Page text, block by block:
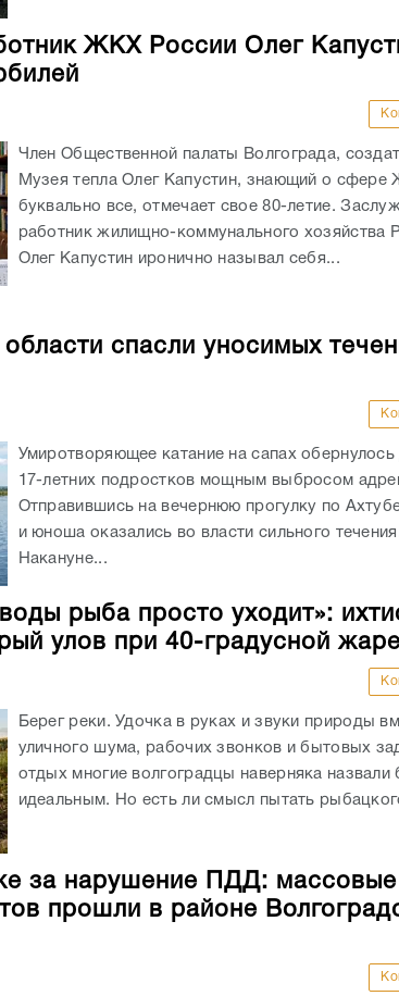
ЖКХ России Олег
Член Общественной палаты Волгограда,
Музея тепла Олег Капустин, знающий о сфере
буквально все, отмечает свое 80-летие.
работник жилищно-коммунального хозяйства
Олег Капустин иронично называл себя...
спасли уносимых
Умиротворяющее катание на сапах обернулось
17-летних подростков мощным выбросом
Отправившись на вечернюю прогулку по
и юноша оказались во власти сильного
Накануне...
рыба просто уходит»:
улов при 40-градусной
Берег реки. Удочка в руках и звуки природы
уличного шума, рабочих звонков и бытовых
отдых многие волгоградцы наверняка назвали
идеальным. Но есть ли смысл пытать
за нарушение ПДД: массовые
прошли в районе